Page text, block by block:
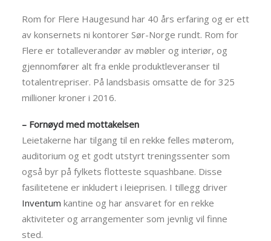
Rom for Flere Haugesund har 40 års erfaring og er ett
av konsernets ni kontorer Sør-Norge rundt. Rom for
Flere er totalleverandør av møbler og interiør, og
gjennomfører alt fra enkle produktleveranser til
totalentrepriser. På landsbasis omsatte de for 325
millioner kroner i 2016.
– Fornøyd med mottakelsen
Leietakerne har tilgang til en rekke felles møterom,
auditorium og et godt utstyrt treningssenter som
også byr på fylkets flotteste squashbane. Disse
fasilitetene er inkludert i leieprisen. I tillegg driver
Inventum kantine og har ansvaret for en rekke
aktiviteter og arrangementer som jevnlig vil finne
sted.